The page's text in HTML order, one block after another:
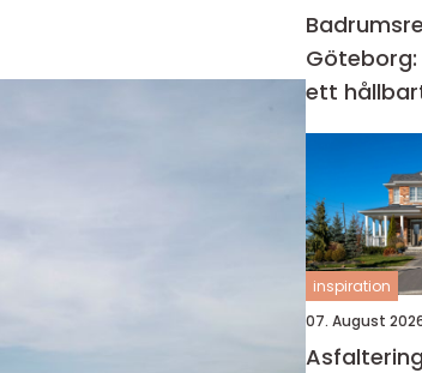
ett
modernt
inspiration
07. August